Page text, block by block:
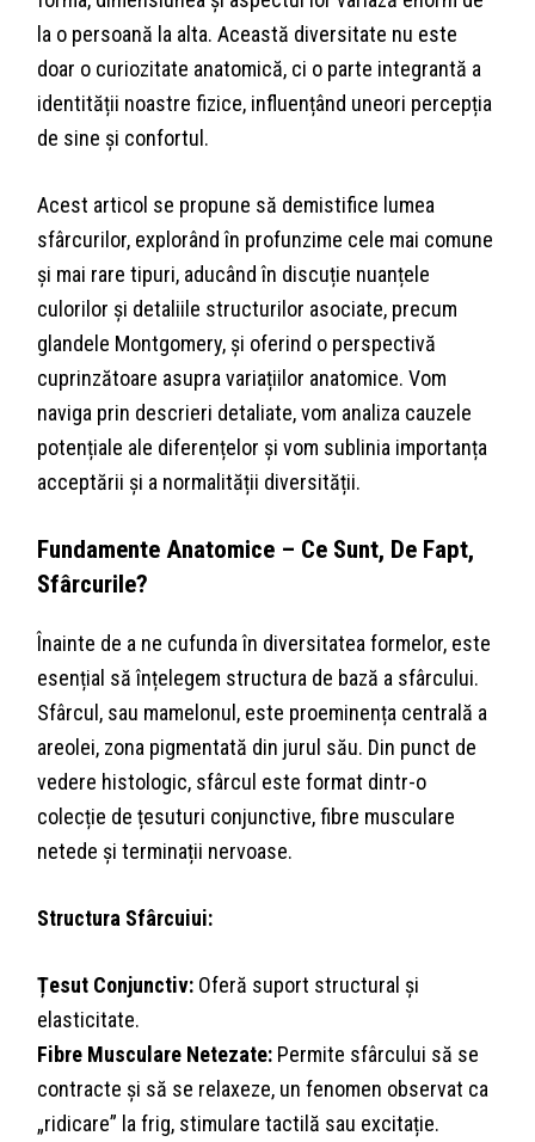
la o persoană la alta. Această diversitate nu este
doar o curiozitate anatomică, ci o parte integrantă a
identității noastre fizice, influențând uneori percepția
de sine și confortul.
Acest articol se propune să demistifice lumea
sfârcurilor, explorând în profunzime cele mai comune
și mai rare tipuri, aducând în discuție nuanțele
culorilor și detaliile structurilor asociate, precum
glandele Montgomery, și oferind o perspectivă
cuprinzătoare asupra variațiilor anatomice. Vom
naviga prin descrieri detaliate, vom analiza cauzele
potențiale ale diferențelor și vom sublinia importanța
acceptării și a normalității diversității.
Fundamente Anatomice – Ce Sunt, De Fapt,
Sfârcurile?
Înainte de a ne cufunda în diversitatea formelor, este
esențial să înțelegem structura de bază a sfârcului.
Sfârcul, sau mamelonul, este proeminența centrală a
areolei, zona pigmentată din jurul său. Din punct de
vedere histologic, sfârcul este format dintr-o
colecție de țesuturi conjunctive, fibre musculare
netede și terminații nervoase.
Structura Sfârcuiui:
Țesut Conjunctiv: Oferă suport structural și
elasticitate.
Fibre Musculare Netezate: Permite sfârcului să se
contracte și să se relaxeze, un fenomen observat ca
„ridicare” la frig, stimulare tactilă sau excitație.